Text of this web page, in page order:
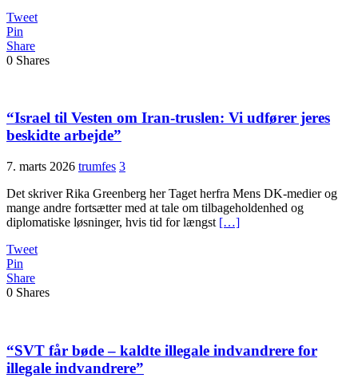
Tweet
Pin
Share
0 Shares
“Israel til Vesten om Iran-truslen: Vi udfører jeres
beskidte arbejde”
7. marts 2026 trumfes 3
Det skriver Rika Greenberg her Taget herfra Mens DK-medier og
mange andre fortsætter med at tale om tilbageholdenhed og
diplomatiske løsninger, hvis tid for længst […]
Tweet
Pin
Share
0 Shares
“SVT får bøde – kaldte illegale indvandrere for
illegale indvandrere”